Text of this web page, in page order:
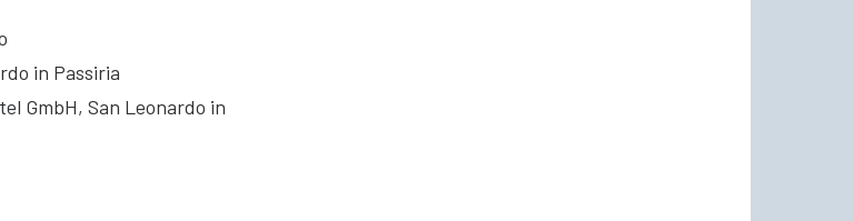
in Passiria
GmbH, San Leonardo in